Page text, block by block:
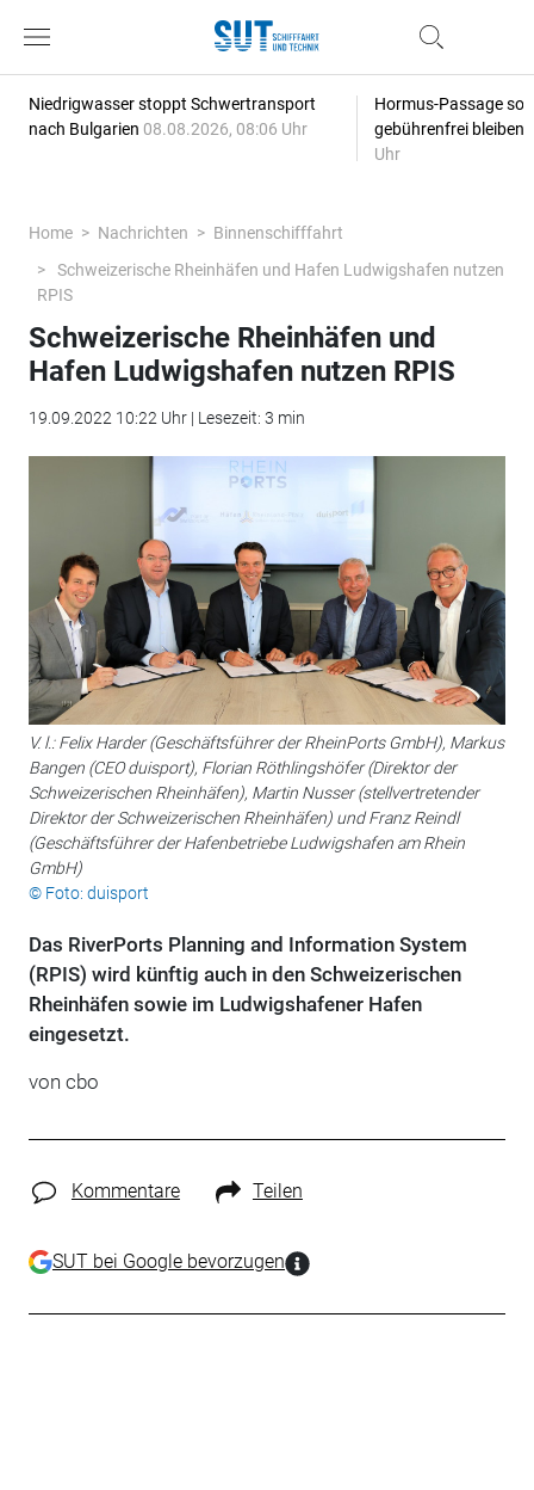
Niedrigwasser stoppt Schwertransport
nach Bulgarien 08.08.2026, 08:06 Uhr
Hormus-Passage
gebührenfrei bleiben
Uhr
Home Nachrichten
Binnenschifffahrt
Schweizerische Rheinhäfen und Hafen Ludwigshafen nutzen
RPIS
Schweizerische Rheinhäfen und
Hafen Ludwigshafen nutzen RPIS
19.09.2022 10:22 Uhr | Lesezeit: 3 min
V. l.: Felix Harder (Geschäftsführer der RheinPorts GmbH), Markus
Bangen (CEO duisport), Florian Röthlingshöfer (Direktor der
Schweizerischen Rheinhäfen), Martin Nusser (stellvertretender
Direktor der Schweizerischen Rheinhäfen) und Franz Reindl
(Geschäftsführer der Hafenbetriebe Ludwigshafen am Rhein
GmbH)
© Foto: duisport
Das RiverPorts Planning and Information System
(RPIS) wird künftig auch in den Schweizerischen
Rheinhäfen sowie im Ludwigshafener Hafen
eingesetzt.
von cbo
Kommentare Teilen
SUT bei Google bevorzugen